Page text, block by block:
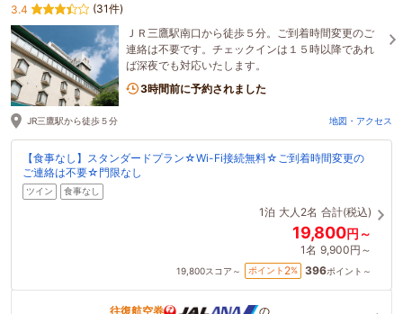
3.4
(31件)
ＪＲ三鷹駅南口から徒歩５分。ご到着時間変更のご
連絡は不要です。チェックインは１５時以降であれ
ば深夜でも対応いたします。
3時間前に予約されました
JR三鷹駅から徒歩５分 地図・アクセス
【食事なし】スタンダードプラン☆Wi-Fi接続無料☆ご到着時間変更の
ご連絡は不要☆門限なし
ツイン 食事なし
1泊 大人2名 合計(税込)
19,800円～
1名 9,900円～
19,800スコア～ ポイント 2% 396ポイント～
往復航空券
の